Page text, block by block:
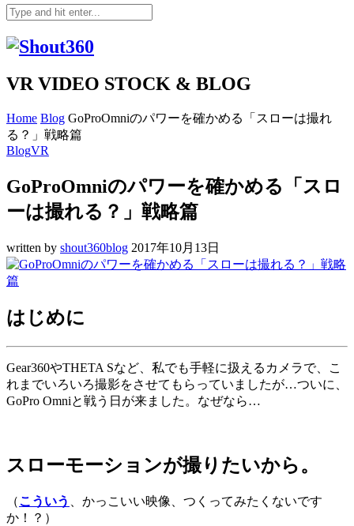
VR VIDEO STOCK & BLOG
Home Blog GoProOmniのパワーを確かめる「スローは撮れ
る？」戦略篇
BlogVR
GoProOmniのパワーを確かめる「スロ
ーは撮れる？」戦略篇
written by shout360blog 2017年10月13日
はじめに
Gear360やTHETA Sなど、私でも手軽に扱えるカメラで、こ
れまでいろいろ撮影をさせてもらっていましたが…ついに、
GoPro Omniと戦う日が来ました。なぜなら…
スローモーションが撮りたいから。
（こういう
、かっこいい映像、つくってみたくないです
か！？）